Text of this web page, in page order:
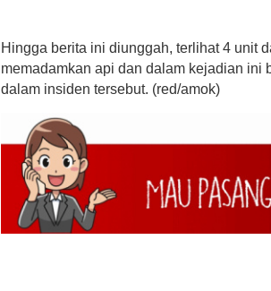
Hingga berita ini diunggah, terlihat 4 unit
memadamkan api dan dalam kejadian ini
dalam insiden tersebut. (red/amok)